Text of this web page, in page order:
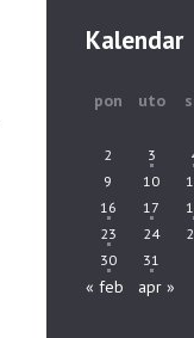
Kalendar
pon uto
2
3
9
10
16
17
23
24
30
31
« feb apr »